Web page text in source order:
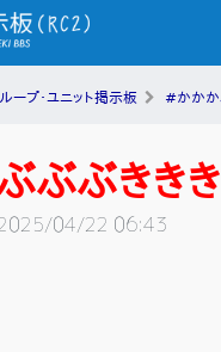
ープ・ユニット掲示板 #かかか
ぶぶきき
04/22 06:43